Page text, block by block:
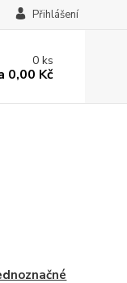
Přihlášení
0ks
0,00 Kč